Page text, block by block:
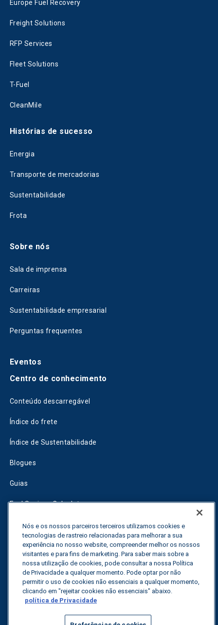
Europe Fuel Recovery
Freight Solutions
RFP Services
Fleet Solutions
T-Fuel
CleanMile
Histórias de sucesso
Energia
Transporte de mercadorias
Sustentabilidade
Frota
Sobre nós
Sala de imprensa
Carreiras
Sustentabilidade empresarial
Perguntas frequentes
Eventos
Centro de conhecimento
Conteúdo descarregável
Índice do frete
Índice de Sustentabilidade
Blogues
Guias
Fuel Savings Calculator
Calculadora de otimização do transporte
Rastreador de tarifas
Contactar-nos
Todos os direitos reservados. Política de privacidade
Nós e os nossos parceiros terceiros utilizamos cookies e
tecnologias de rastreio relacionadas para melhorar a sua
experiência no nosso website, compreender melhor os nossos
visitantes e para fins de marketing. Para saber mais sobre a
nossa utilização de cookies, pode consultar a nossa Política
de Privacidade a qualquer momento. Pode optar por não
permitir o uso de cookies não essenciais a qualquer momento,
clicando em "rejeitar cookies não essenciais" abaixo.
política de Privacidade